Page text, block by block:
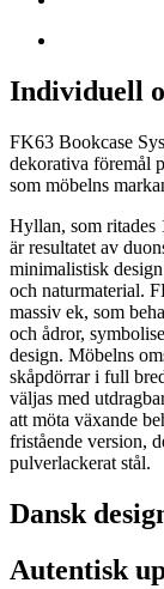
Individuell
FK63 Bookcase
dekorativa föremål
som möbelns
Hyllan, som ritades
är resultatet av
minimalistisk
och naturmaterial.
massiv ek, som
och ådror,
design. Möbelns
skåpdörrar i full
väljas med
att möta växande
fristående version,
pulverlackerat stål.
Dansk
Autentisk